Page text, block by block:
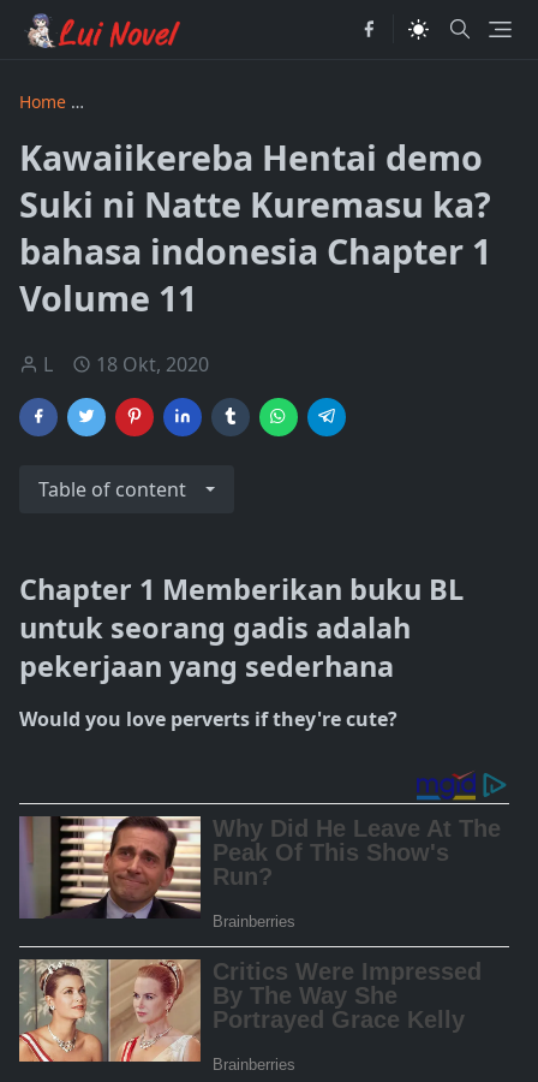
Home
Kawaiikereba Hentai demo
Suki ni Natte Kuremasu ka?
bahasa indonesia Chapter 1
Volume 11
L 18 Okt, 2020
Table of content
Chapter 1 Memberikan buku BL
untuk seorang gadis adalah
pekerjaan yang sederhana
Would you love perverts if they're cute?